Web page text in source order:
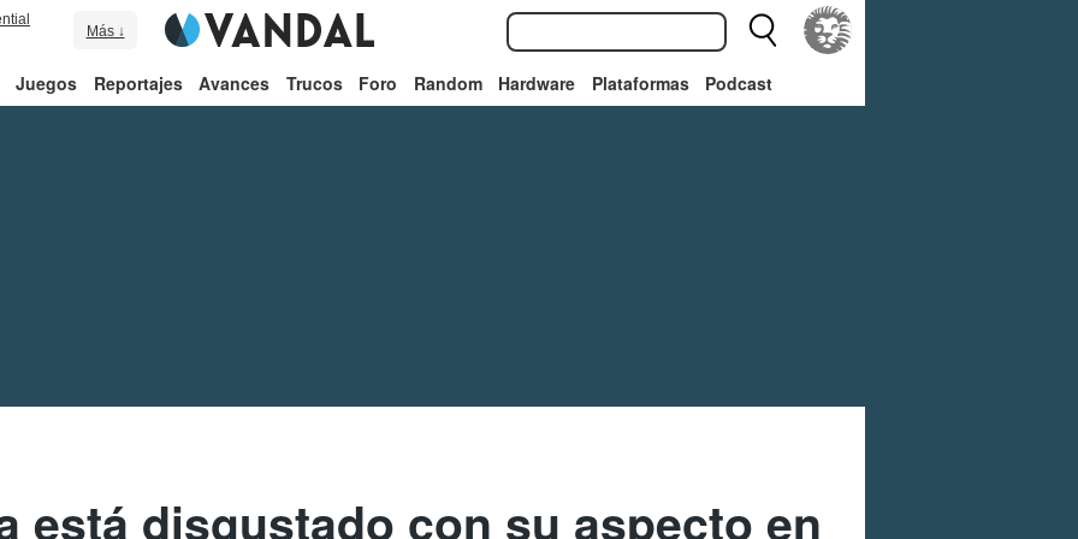
Más ↓
Juegos Reportajes Avances Trucos Foro Random Hardware Plataformas Podcast
está disgustado con su aspecto en